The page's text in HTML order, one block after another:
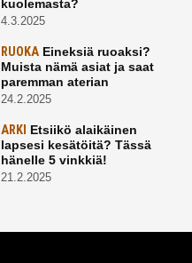
kuolemasta?
4.3.2025
RUOKAEineksiä ruoaksi?
Muista nämä asiat ja saat
paremman aterian
24.2.2025
ARKI Etsiikö alaikäinen
lapsesi kesätöitä? Tässä
hänelle 5 vinkkiä!
21.2.2025